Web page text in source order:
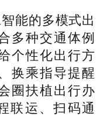
能的多模式出
多种交通体例
个性化出行方
换乘指导提醒
圈扶植出行办
联运、扫码通